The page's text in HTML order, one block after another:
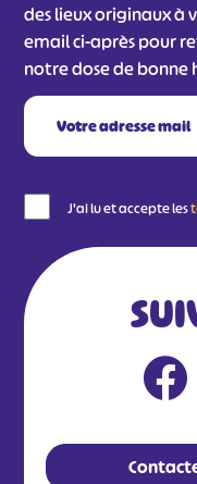
des lieux originaux à
email ci-après pour
notre dose de bonne
J'ai lu et accepte les